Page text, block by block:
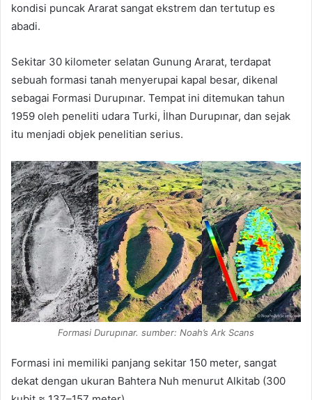
kondisi puncak Ararat sangat ekstrem dan tertutup es
abadi.
Sekitar 30 kilometer selatan Gunung Ararat, terdapat
sebuah formasi tanah menyerupai kapal besar, dikenal
sebagai Formasi Durupınar. Tempat ini ditemukan tahun
1959 oleh peneliti udara Turki, İlhan Durupınar, dan sejak
itu menjadi objek penelitian serius.
Formasi Durupınar. sumber: Noah’s Ark Scans
Formasi ini memiliki panjang sekitar 150 meter, sangat
dekat dengan ukuran Bahtera Nuh menurut Alkitab (300